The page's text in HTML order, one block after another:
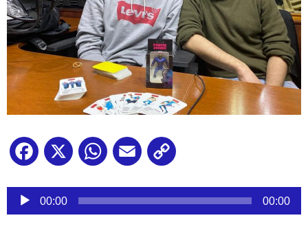
Facebook
X WhatsApp
Email
Reproductor
audio
00:00 00:00